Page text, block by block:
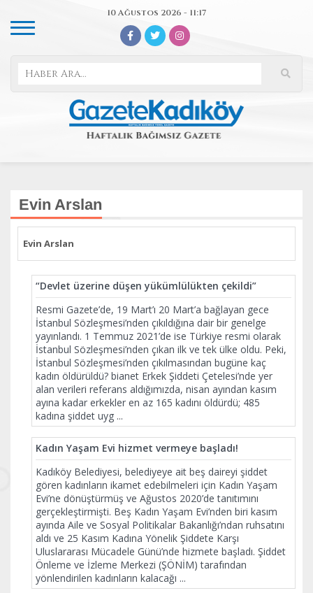
10 Ağustos 2026 - 11:17
Evin Arslan
Evin Arslan
“Devlet üzerine düşen yükümlülükten çekildi”
Resmi Gazete’de, 19 Mart’ı 20 Mart’a bağlayan gece
İstanbul Sözleşmesi’nden çıkıldığına dair bir genelge
yayınlandı. 1 Temmuz 2021’de ise Türkiye resmi olarak
İstanbul Sözleşmesi’nden çıkan ilk ve tek ülke oldu. Peki,
İstanbul Sözleşmesi’nden çıkılmasından bugüne kaç
kadın öldürüldü? bianet Erkek Şiddeti Çetelesi’nde yer
alan verileri referans aldığımızda, nisan ayından kasım
ayına kadar erkekler en az 165 kadını öldürdü; 485
kadına şiddet uyg ...
Kadın Yaşam Evi hizmet vermeye başladı!
Kadıköy Belediyesi, belediyeye ait beş daireyi şiddet
gören kadınların ikamet edebilmeleri için Kadın Yaşam
Evi’ne dönüştürmüş ve Ağustos 2020’de tanıtımını
gerçekleştirmişti. Beş Kadın Yaşam Evi’nden biri kasım
ayında Aile ve Sosyal Politikalar Bakanlığı’ndan ruhsatını
aldı ve 25 Kasım Kadına Yönelik Şiddete Karşı
Uluslararası Mücadele Günü’nde hizmete başladı. Şiddet
Önleme ve İzleme Merkezi (ŞÖNİM) tarafından
yönlendirilen kadınların kalacağı ...